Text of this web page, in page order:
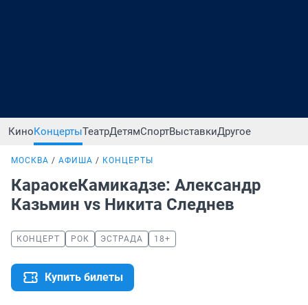
КиноКонцертыТеатрДетямСпортВыставкиДругое
МОСКВА АФИША КОНЦЕРТЫ
КараокеКамикадзе: Александр
Казьмин vs Никита Следнев
КОНЦЕРТ РОК ЭСТРАДА 18+
Купить билеты